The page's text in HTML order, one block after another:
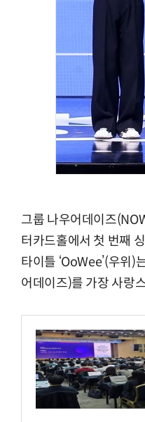
그룹 나우어데이즈
터카드홀에서 첫 번째
타이틀 ‘OoWee’(우위)
어데이즈)를 가장 사랑